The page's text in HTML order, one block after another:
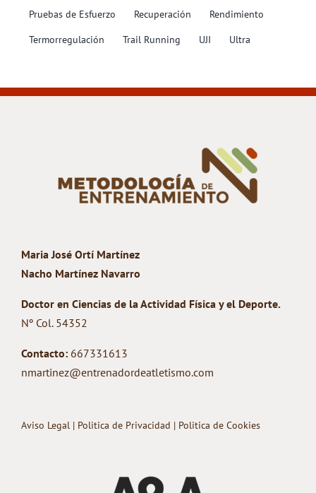
Pruebas de Esfuerzo
Recuperación
Rendimiento
Termorregulación
Trail Running UJI Ultra
Maria José Ortí Martínez
Nacho Martínez Navarro
Doctor en Ciencias de la Actividad Física y el Deporte.
Nº Col. 54352
Contacto: 667331613
nmartinez@entrenadordeatletismo.com
Aviso Legal | Politica de Privacidad | Politica de Cookies